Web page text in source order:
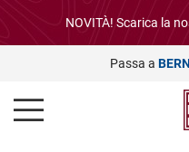
NOVITÀ! Scarica la
Passa a